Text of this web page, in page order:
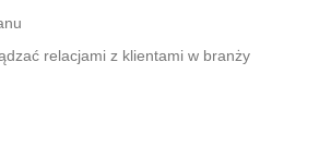
relacjami z klientami w branży